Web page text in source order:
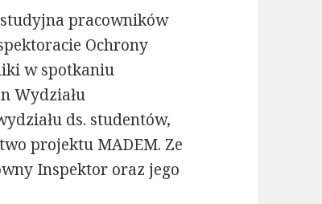
pracowników
Ochrony
w spotkaniu
Wydziału
ds. studentów,
projektu MADEM. Ze
Inspektor oraz jego